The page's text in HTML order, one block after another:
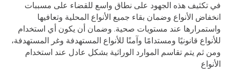
في تكثيف هذه الجهود على نطاق واسع للقضاء على مسببات
انخفاض الأنواع وضمان بقاء جميع الأنواع المحلية وتعافيها
واستمرارها عند مستويات صحية. وضمان أن يكون أي استخدام
للأنواع قانونيًا ومستدامًا وآمنًا للأنواع المستهدفة وغر المستهدفة،
ومن ثم يتم تقاسم الموارد الوراثية بشكل عادل عند استخدام
الأنواع